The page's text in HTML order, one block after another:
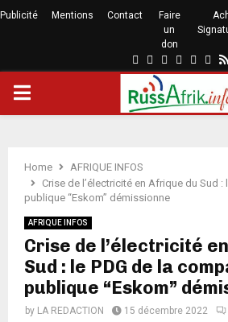
Publicité Mentions Contact
Faire
un
don
Home
AFRIQUE INFOS
Crise de l’électricité en Afrique du Sud
publique “Eskom” démissionne
AFRIQUE INFOS
Crise de l’électricité
Sud : le PDG de la
publique “Eskom”
by LA REDACTION 15 décembre 2022